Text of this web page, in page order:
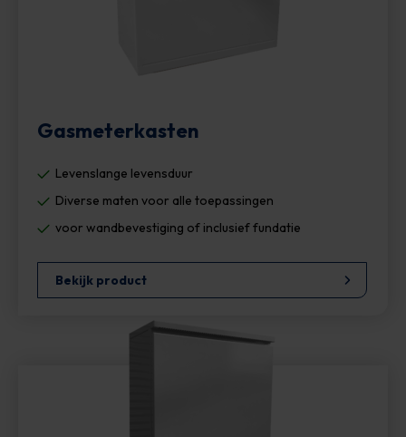
Gasmeterkasten
Levenslange levensduur
Diverse maten voor alle toepassingen
voor wandbevestiging of inclusief fundatie
Bekijk product